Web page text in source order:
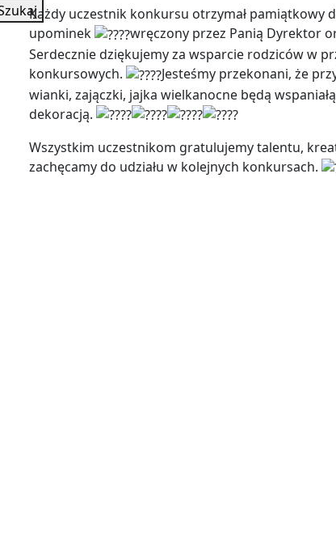
Każdy uczestnik konkursu otrzymał pamiątkowy
upominek
wręczony przez Panią Dyrektor
Serdecznie dziękujemy za wsparcie rodziców w
konkursowych.
Jesteśmy przekonani, że
wianki, zajączki, jajka wielkanocne będą
dekoracją.
Wszystkim uczestnikom gratulujemy talentu,
zachęcamy do udziału w kolejnych konkursach.